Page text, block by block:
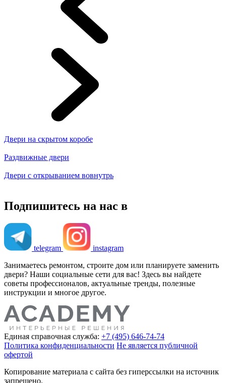
Двери на скрытом коробе
Раздвижные двери
Двери с открыванием вовнутрь
Подпишитесь на нас в
telegram
instagram
Занимаетесь ремонтом, строите дом или планируете заменить
двери? Наши социальные сети для вас! Здесь вы найдете
советы профессионалов, актуальные тренды, полезные
инструкции и многое другое.
Единая справочная служба: +7 (495) 646-74-74
Политика конфиденциальности Не является публичной
офертой
Копирование материала с сайта без гиперссылки на источник
запрещено.